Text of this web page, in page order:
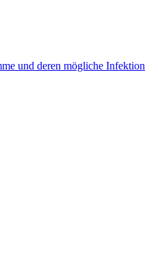
und deren mögliche Infektion